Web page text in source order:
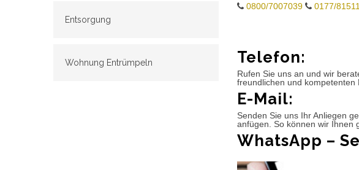
Entsorgung
Wohnung Entrümpeln
0800/7007039 0177/
Telefon:
Rufen Sie uns an und wir
freundlichen und kompetenten
E-Mail:
Senden Sie uns Ihr Anliegen
anfügen. So können wir Ihnen
WhatsApp –